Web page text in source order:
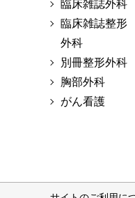
臨床雑誌外科
臨床雑誌整形
外科
別冊整形外科
胸部外科
がん看護